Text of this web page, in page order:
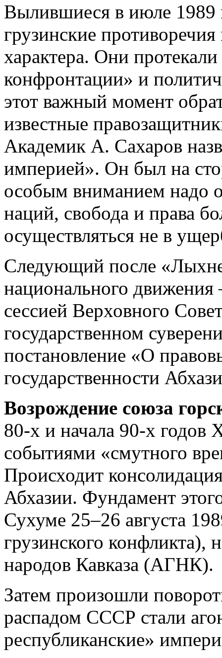
Вылившиеся в июле 1989
грузинские
характера. Они
конфронтации» и
этот важный момент
известные
Академик А. Сахаров
империей». Он был на
особым вниманием надо
наций, свобода и права
осуществляться не в
Следующий после
национального движения
сессией Верховного
государственном
постановление «О
государственности
Возрождение союза
80-х и начала 90-х годов
событиями «смутного
Происходит
Абхазии. Фундамент
Сухуме 25–26 августа
грузинского конфликта),
народов Кавказа (АГНК).
Затем произошли
распадом СССР стали
республиканские»